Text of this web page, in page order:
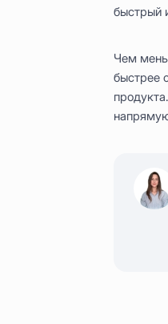
быстрый
Чем
быстрее